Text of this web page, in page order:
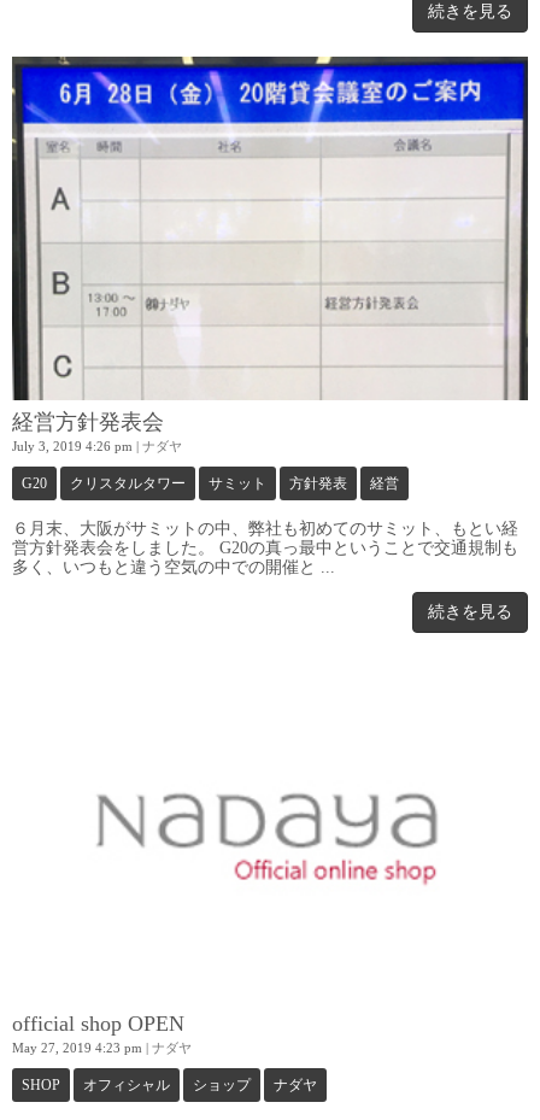
続きを見る
経営方針発表会
July 3, 2019 4:26 pm ナダヤ
G20 クリスタルタワー サミット 方針発表 経営
６月末、大阪がサミットの中、弊社も初めてのサミット、もとい経
営方針発表会をしました。 G20の真っ最中ということで交通規制も
多く、いつもと違う空気の中での開催と ...
続きを見る
official shop OPEN
May 27, 2019 4:23 pm ナダヤ
SHOP オフィシャル ショップ ナダヤ